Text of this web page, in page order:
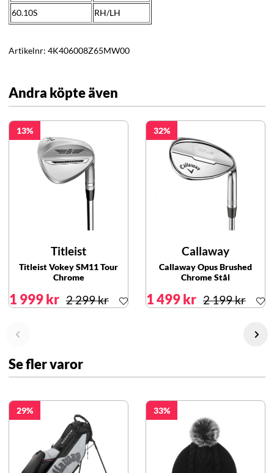
60.10S RH/LH
Artikelnr: 4K406008Z65MW00
Andra köpte även
13
Titleist
Titleist Vokey SM11 Tour
Chrome
1 999 kr 2 299 kr
32
Callaway
Callaway Opus Brushed
Chrome Stål
1 499 kr 2 199 kr
Se fler varor
29 33